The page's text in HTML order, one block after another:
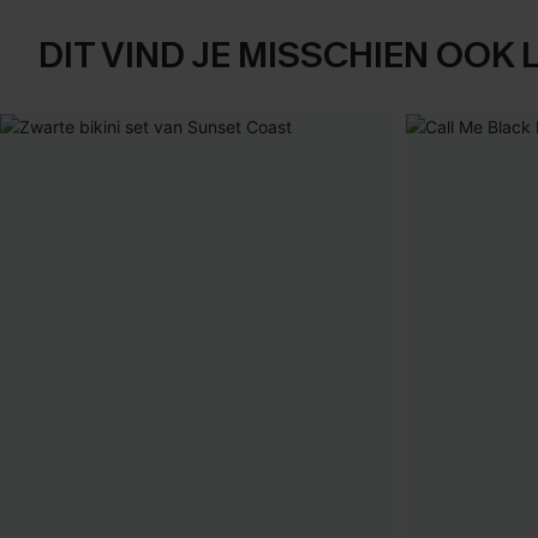
DIT VIND JE MISSCHIEN OOK